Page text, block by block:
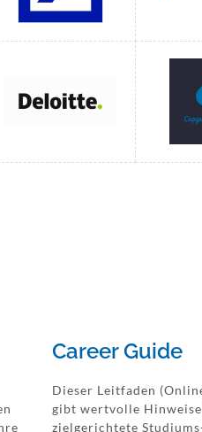
Career Guide
Dieser Leitfaden
gibt wertvolle
zielgerichtete